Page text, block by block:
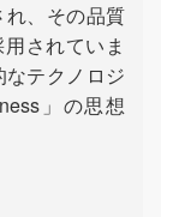
、その品質
されていま
テクノロジ
」の思想